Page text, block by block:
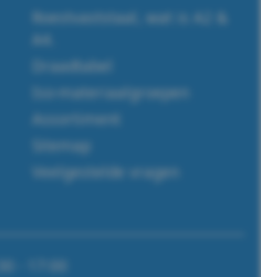
Roestvaststaal, wat is A2 &
A4.
Draadtabel
Iso-materiaalgroepen
Assortiment
Sitemap
Veelgestelde vragen
- 17:00